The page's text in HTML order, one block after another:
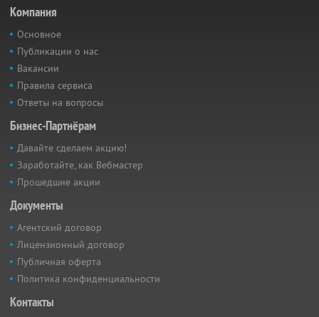
Компания
Основное
Публикации о нас
Вакансии
Правила сервиса
Ответы на вопросы
Бизнес-Партнёрам
Давайте сделаем акцию!
Заработайте, как Вебмастер
Прошедшие акции
Документы
Агентский договор
Лицензионный договор
Публичная оферта
Политика конфиденциальности
Контакты